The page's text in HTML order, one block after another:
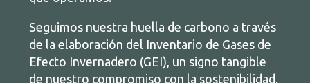
Seguimos nuestra huella de carbono a través
de la elaboración del Inventario de Gases de
Efecto Invernadero (GEI), un signo tangible
de nuestro compromiso con la sostenibilidad.